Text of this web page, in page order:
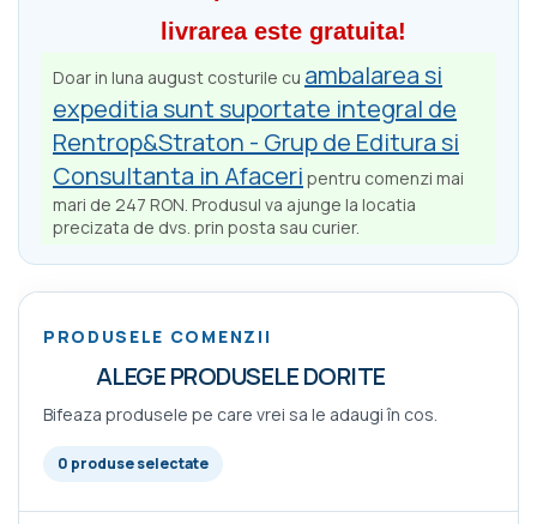
livrarea este gratuita!
Doar in luna august costurile cu ambalarea si
expeditia sunt suportate integral de
Rentrop&Straton - Grup de Editura si
Consultanta in Afaceri pentru comenzi mai
mari de 247 RON. Produsul va ajunge la locatia
precizata de dvs. prin posta sau curier.
PRODUSELE COMENZII
ALEGE PRODUSELE DORITE
Bifeaza produsele pe care vrei sa le adaugi în cos.
0 produse selectate